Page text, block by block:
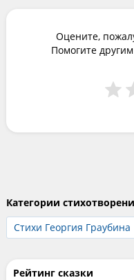
Оцените,
Помогите
Категории
Стихи Георгия Граубина
Рейтинг сказки